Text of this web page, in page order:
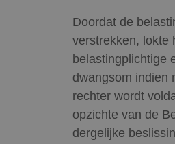
Doordat de
verstrekken, lokte
belastingplichtige
dwangsom indien
rechter wordt
opzichte van de
dergelijke